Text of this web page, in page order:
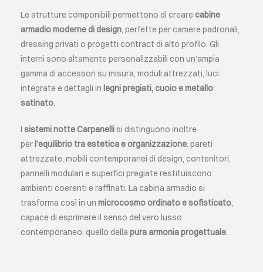
Le strutture componibili permettono di creare cabine
armadio moderne di design, perfette per camere padronali,
dressing privati o progetti contract di alto profilo. Gli
interni sono altamente personalizzabili con un’ampia
gamma di accessori su misura, moduli attrezzati, luci
integrate e dettagli in legni pregiati, cuoio e metallo
satinato.
I sistemi notte Carpanellisi distinguono inoltre
per l’equilibrio tra estetica e organizzazione: pareti
attrezzate, mobili contemporanei di design, contenitori,
pannelli modulari e superfici pregiate restituiscono
ambienti coerenti e raffinati. La cabina armadio si
trasforma così in un microcosmo ordinato e sofisticato,
capace di esprimere il senso del vero lusso
contemporaneo: quello della pura armonia progettuale.